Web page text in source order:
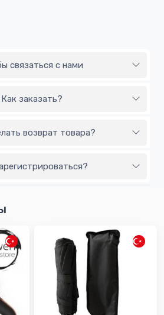
связаться с нами
Как заказать?
возврат товара?